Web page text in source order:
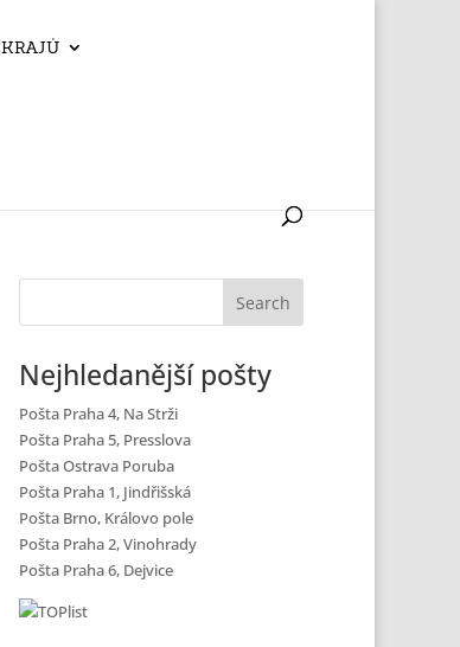
Nejhledanější pošty
Pošta Praha 4, Na Strži
Pošta Praha 5, Presslova
Pošta Ostrava Poruba
Pošta Praha 1, Jindřišská
Pošta Brno, Královo pole
Pošta Praha 2, Vinohrady
Pošta Praha 6, Dejvice